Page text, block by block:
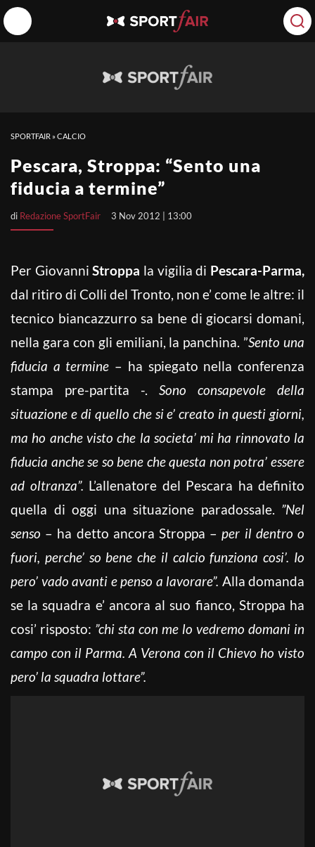
SPORTFAIR »CALCIO
Pescara, Stroppa: “Sento una
fiducia a termine”
di Redazione SportFair 3 Nov 2012 | 13:00
Per GiovanniStroppa la vigilia di Pescara-Parma,
dal ritiro di Colli del Tronto, non e’ come le altre: il
tecnico biancazzurro sa bene di giocarsi domani,
nella gara con gli emiliani, la panchina. ”Sento una
fiducia a termine – ha spiegato nella conferenza
stampa pre-partita -. Sono consapevole della
situazione e di quello che si e’ creato in questi giorni,
ma ho anche visto che la societa’ mi ha rinnovato la
fiducia anche se so bene che questa non potra’ essere
ad oltranza”. L’allenatore del Pescara ha definito
quella di oggi una situazione paradossale. ”Nel
senso – ha detto ancora Stroppa – per il dentro o
fuori, perche’ so bene che il calcio funziona cosi’. Io
pero’ vado avanti e penso a lavorare”. Alla domanda
se la squadra e’ ancora al suo fianco, Stroppa ha
cosi’ risposto: ”chi sta con me lo vedremo domani in
campo con il Parma. A Verona con il Chievo ho visto
pero’ la squadra lottare”.